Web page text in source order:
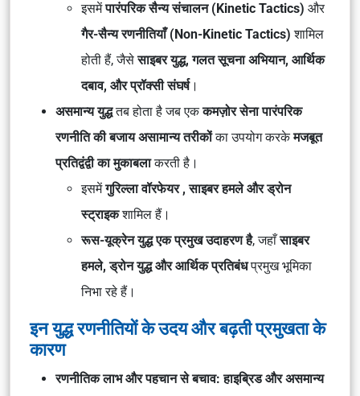
इसमेंपारंपरिक सैन्य संचालन (Kinetic Tactics) और
गैर-सैन्य रणनीतियाँ (Non-Kinetic Tactics) शामिल
होती हैं, जैसेसाइबर युद्ध, गलत सूचना अभियान, आर्थिक
दबाव, और प्रॉक्सी संघर्ष।
असमान्य युद्धतब होता है जब एककमज़ोर सेना पारंपरिक
रणनीति की बजाय असामान्य तरीकोंका उपयोग करकेमजबूत
प्रतिद्वंद्वी का मुकाबलाकरती है।
इसमेंगुरिल्ला वॉरफेयर , साइबर हमले और ड्रोन
स्ट्राइकशामिल हैं।
रूस-यूक्रेन युद्ध एक प्रमुख उदाहरण है, जहाँसाइबर
हमले, ड्रोन युद्ध और आर्थिक प्रतिबंधप्रमुख भूमिका
निभा रहे हैं।
इन युद्ध रणनीतियों के उदय और बढ़ती प्रमुखता के
कारण
रणनीतिक लाभ और पहचान से बचाव: हाइब्रिड और असमान्य